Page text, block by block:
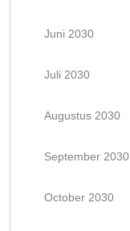
Juni 2030
Juli 2030
Augustus 2030
September 2030
October 2030